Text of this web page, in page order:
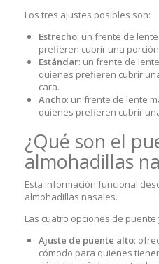
Los tres ajustes posibles son:
Estrecho: un frente de
prefieren cubrir una
Estándar: un frente de
quienes prefieren cubrir
cara.
Ancho: un frente de lente
quienes prefieren cubrir
¿Qué son el
almohadillas
Esta información funcional
almohadillas nasales.
Las cuatro opciones de
Ajuste de puente alto:
cómodo para quienes